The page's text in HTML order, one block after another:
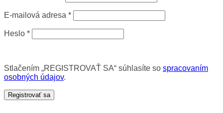
E-mailová adresa *
Heslo *
Stlačením „REGISTROVAŤ SA“ súhlasíte so spracovaním
osobných údajov.
Registrovať sa